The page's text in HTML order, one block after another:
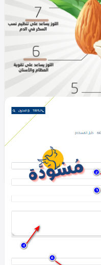
يدعم صحتك وجمالك
0
467